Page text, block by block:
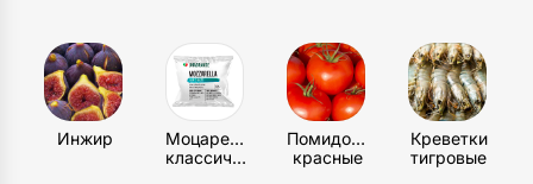
Инжир
Моцарелла
классическая
Помидоры
красные
Креветки
тигровые